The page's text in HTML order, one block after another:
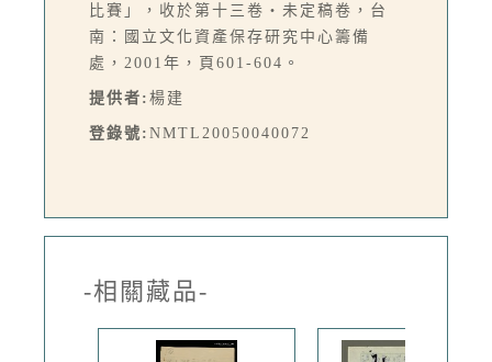
比賽」，收於第十三卷‧未定稿卷，台
南：國立文化資產保存研究中心籌備
處，2001年，頁601-604。
提供者: 楊建
登錄號: NMTL20050040072
-相關藏品-